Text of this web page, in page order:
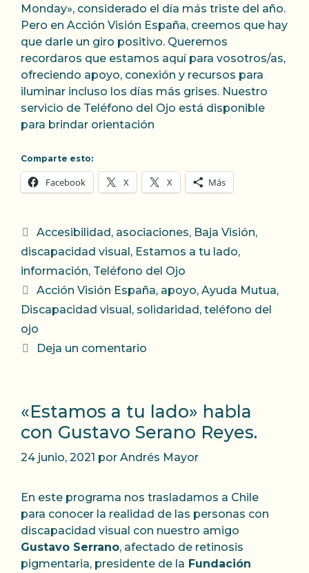
Monday», considerado el día más triste del año.
Pero en Acción Visión España, creemos que hay
que darle un giro positivo. Queremos
recordaros que estamos aquí para vosotros/as,
ofreciendo apoyo, conexión y recursos para
iluminar incluso los días más grises. Nuestro
servicio de Teléfono del Ojo está disponible
para brindar orientación
Comparte esto:
Facebook X X Más
Categorías
Accesibilidad , asociaciones, Baja Visión,
discapacidad visual , Estamos a tu lado,
información, Teléfono del Ojo
Etiquetas
Acción Visión España, apoyo, Ayuda Mutua,
Discapacidad visual , solidaridad , teléfono del
ojo
Deja un comentario
«Estamos a tu lado» habla
con Gustavo Serano Reyes.
24 junio, 2021 por Andrés Mayor
En este programa nos trasladamos a Chile
para conocer la realidad de las personas con
discapacidad visual con nuestro amigo
Gustavo Serrano, afectado de retinosis
pigmentaria, presidente de la Fundación